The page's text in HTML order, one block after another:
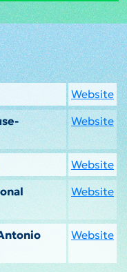
Website
Website
Website
Website
Website